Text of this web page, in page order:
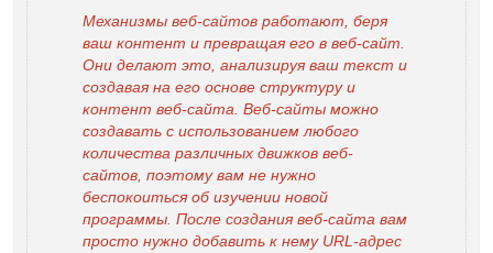
Механизмы веб-сайтов работают, беря
ваш контент и превращая его в веб-сайт.
Они делают это, анализируя ваш текст и
создавая на его основе структуру и
контент веб-сайта. Веб-сайты можно
создавать с использованием любого
количества различных движков веб-
сайтов, поэтому вам не нужно
беспокоиться об изучении новой
программы. После создания веб-сайта вам
просто нужно добавить к нему URL-адрес